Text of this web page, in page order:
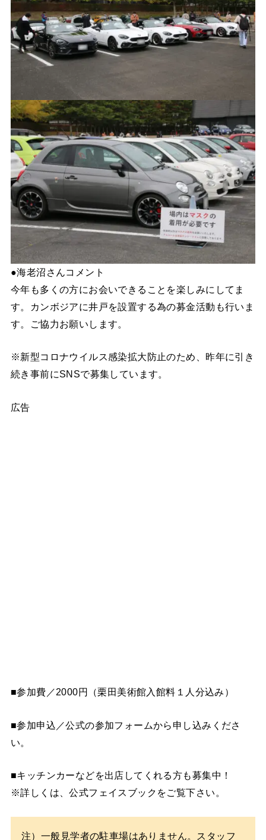
●海老沼さんコメント
今年も多くの方にお会いできることを楽しみにしてま
す。カンボジアに井戸を設置する為の募金活動も行いま
す。ご協力お願いします。
※新型コロナウイルス感染拡大防止のため、昨年に引き
続き事前にSNSで募集しています。
広告
■参加費／2000円（栗田美術館入館料１人分込み）
■参加申込／公式の参加フォームから申し込みくださ
い。
■キッチンカーなどを出店してくれる方も募集中！
※詳しくは、公式フェイスブックをご覧下さい。
注）一般見学者の駐車場はありません。スタッフ